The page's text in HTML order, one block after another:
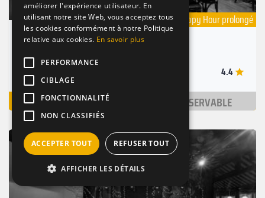
Happy Hour prolongé
Hall's Beer Tavern
Paris 1 (75001)
Nombre de places : 2-120 pers. 4.4
VOIR NON RÉSERVABLE
BAR TERRASSE VINS
améliorer l'expérience utilisateur. En
utilisant notre site Web, vous acceptez tous
les cookies conformément à notre Politique
relative aux cookies. En savoir plus
PERFORMANCE
CIBLAGE
FONCTIONNALITÉ
NON CLASSIFIÉS
ACCEPTER TOUT REFUSER TOUT
AFFICHER LES DÉTAILS